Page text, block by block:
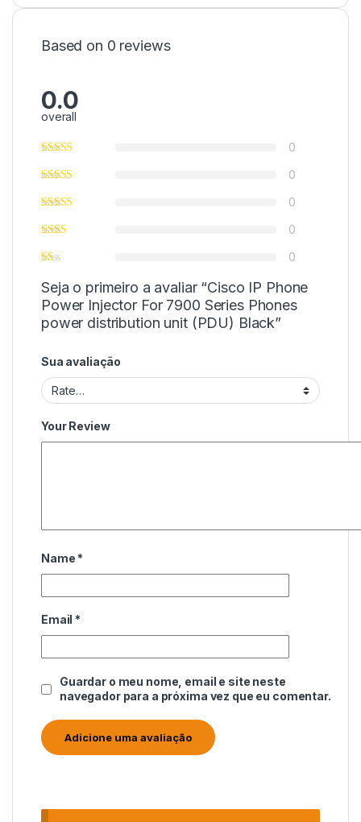
Based on 0 reviews
0.0
overall
0
0
0
0
0
Seja o primeiro a avaliar “Cisco IP Phone
Power Injector For 7900 Series Phones
power distribution unit (PDU) Black”
Sua avaliação
Your Review
Name *
Email *
Guardar o meu nome, email e site neste
navegador para a próxima vez que eu comentar.